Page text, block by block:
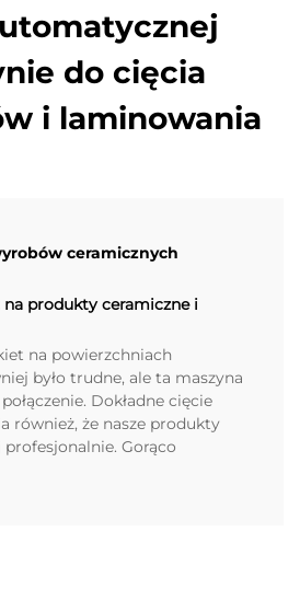
do cięcia
i laminowania
ceramicznych
produkty ceramiczne i
na powierzchniach
było trudne, ale ta maszyna
Dokładne cięcie
również, że nasze produkty
Gorąco